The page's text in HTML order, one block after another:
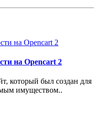
на Opencart 2
который был создан для
имуществом..